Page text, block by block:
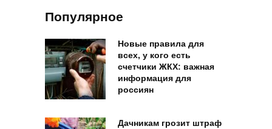
Популярное
Новые правила для
всех, у кого есть
счетчики ЖКХ: важная
информация для
россиян
Дачникам грозит штраф